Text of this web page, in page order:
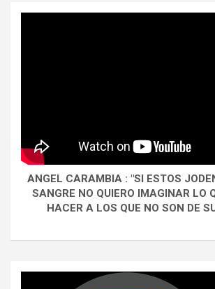
ANGEL CARAMBIA : "SI ESTOS
SANGRE NO QUIERO IMAGINAR LO
HACER A LOS QUE NO SON DE